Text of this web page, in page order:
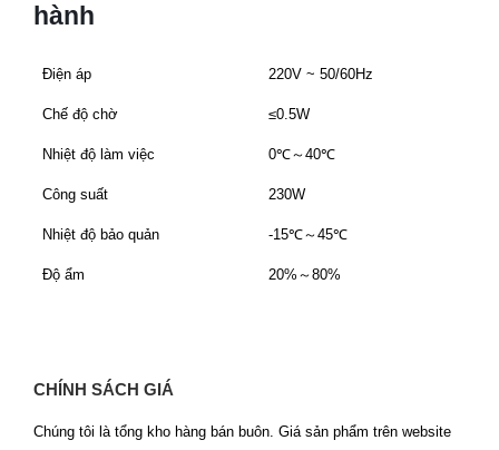
hành
Điện áp 220V ~ 50/60Hz
Chế độ chờ ≤0.5W
Nhiệt độ làm việc 0℃～40℃
Công suất 230W
Nhiệt độ bảo quản -15℃～45℃
Độ ẩm 20%～80%
CHÍNH SÁCH GIÁ
Chúng tôi là tổng kho hàng bán buôn. Giá sản phẩm trên website